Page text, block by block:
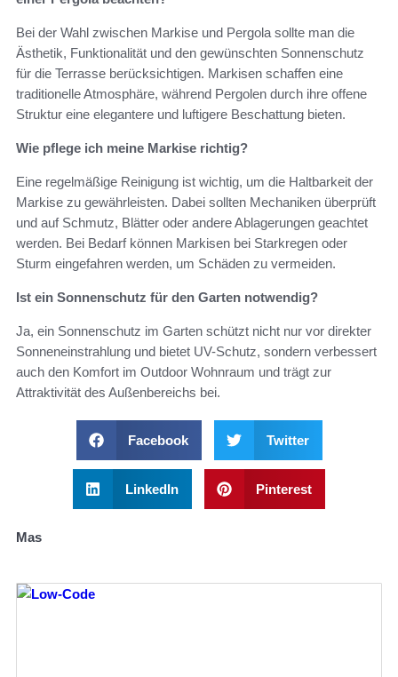
Bei der Wahl zwischen Markise und Pergola sollte man die
Ästhetik, Funktionalität und den gewünschten Sonnenschutz
für die Terrasse berücksichtigen. Markisen schaffen eine
traditionelle Atmosphäre, während Pergolen durch ihre offene
Struktur eine elegantere und luftigere Beschattung bieten.
Wie pflege ich meine Markise richtig?
Eine regelmäßige Reinigung ist wichtig, um die Haltbarkeit der
Markise zu gewährleisten. Dabei sollten Mechaniken überprüft
und auf Schmutz, Blätter oder andere Ablagerungen geachtet
werden. Bei Bedarf können Markisen bei Starkregen oder
Sturm eingefahren werden, um Schäden zu vermeiden.
Ist ein Sonnenschutz für den Garten notwendig?
Ja, ein Sonnenschutz im Garten schützt nicht nur vor direkter
Sonneneinstrahlung und bietet UV-Schutz, sondern verbessert
auch den Komfort im Outdoor Wohnraum und trägt zur
Attraktivität des Außenbereichs bei.
Facebook Twitter
LinkedIn Pinterest
Mas